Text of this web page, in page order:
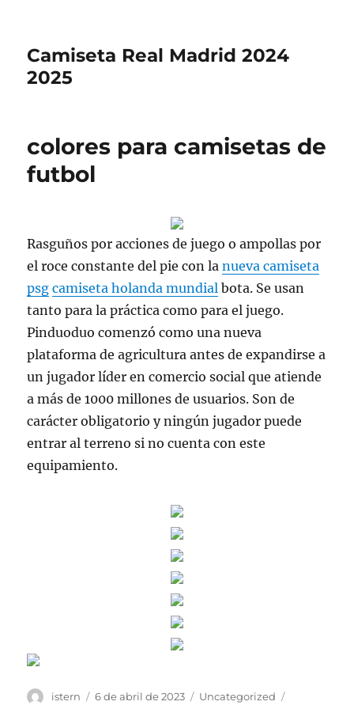
Camiseta Real Madrid 2024
2025
colores para camisetas de
futbol
Rasguños por acciones de juego o ampollas por
el roce constante del pie con lanueva camiseta
psg camiseta holanda mundial bota. Se usan
tanto para la práctica como para el juego.
Pinduoduo comenzó como una nueva
plataforma de agricultura antes de expandirse a
un jugador líder en comercio social que atiende
a más de 1000 millones de usuarios. Son de
carácter obligatorio y ningún jugador puede
entrar al terreno si no cuenta con este
equipamiento.
Autor
istern
Publicado
6 de abril de 2023 Categorías
Uncategorized